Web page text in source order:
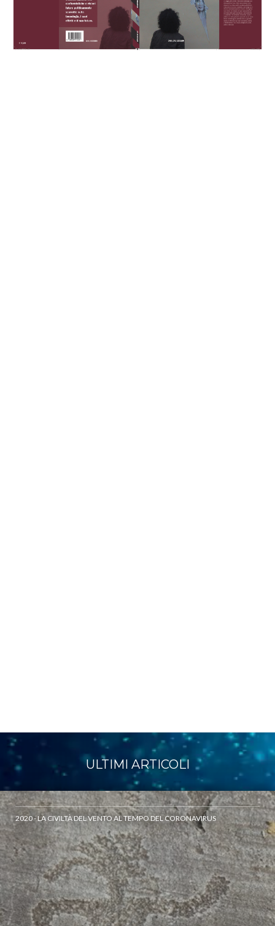
ULTIMI ARTICOLI
2020 - LA CIVILTÀ DEL VENTO AL TEMPO DEL CORONAVIRUS